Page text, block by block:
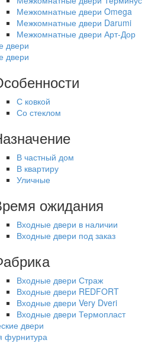
Межкомнатные двери Omega
Межкомнатные двери Darumi
Межкомнатные двери Арт-Дор
двери
двери
С ковкой
Со стеклом
В частный дом
В квартиру
Уличные
ожидания
Входные двери в наличии
Входные двери под заказ
Входные двери Страж
Входные двери REDFORT
Входные двери Very Dveri
Входные двери Термопласт
двери
фурнитура